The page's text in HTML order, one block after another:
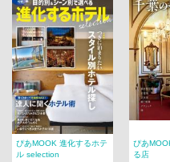
ぴあMOOK 進化するホテ
ル selection
ぴあ
る店